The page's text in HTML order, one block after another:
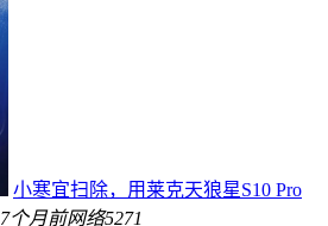
小寒宜扫除，用莱克天狼星S10 Pro
7个月前网络5271